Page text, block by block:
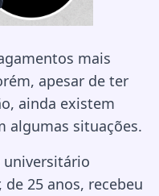
mais
apesar de ter
ainda existem
algumas situações.
universitário
de 25 anos, recebeu